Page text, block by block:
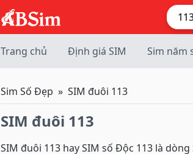
Trang chủ Định giá SIM Sim năm
Sim Số Đẹp SIM đuôi 113
SIM đuôi 113
SIM đuôi 113 hay SIM số Độc 113 là